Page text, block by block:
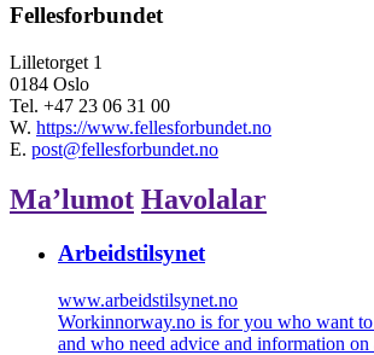
Fellesforbundet
Lilletorget 1
0184 Oslo
Tel. +47 23 06 31 00
W. https://www.fellesforbundet.no
E. post@fellesforbundet.no
Maʼlumot Havolalar
Arbeidstilsynet
www.arbeidstilsynet.no
Workinnorway.no is for you who want
and who need advice and information